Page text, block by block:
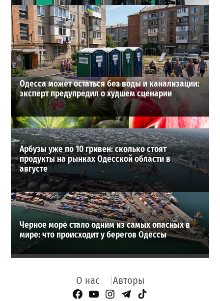
Неприятный сюрприз для водителей Одессы: на АЗС
снова взлетели цены
2
28-07-2026 в 06:47
ВИБОР РЕДАКЦИИ
Одесса может остаться без воды и канализации:
эксперт предупредил о худшем сценарии
Арбузы уже по 10 гривен: сколько стоят
продукты на рынках Одесской области в
августе
Черное море стало одним из самых опасных в
мире: что происходит у берегов Одессы
О нас Авторы
Facebook Page
YouTube
Instagram
Telegram
TikTok